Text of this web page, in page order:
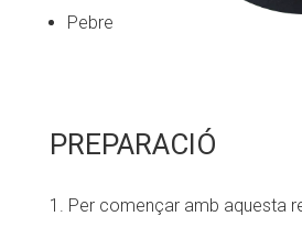
Pebre
PREPARACIÓ
Per començar amb aquesta
Butlletins
Xarxes socials
COL·LABORA